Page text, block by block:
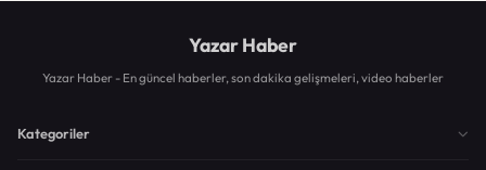
Yazar Haber
Yazar Haber - En güncel haberler, son dakika gelişmeleri, video haberler
Kategoriler